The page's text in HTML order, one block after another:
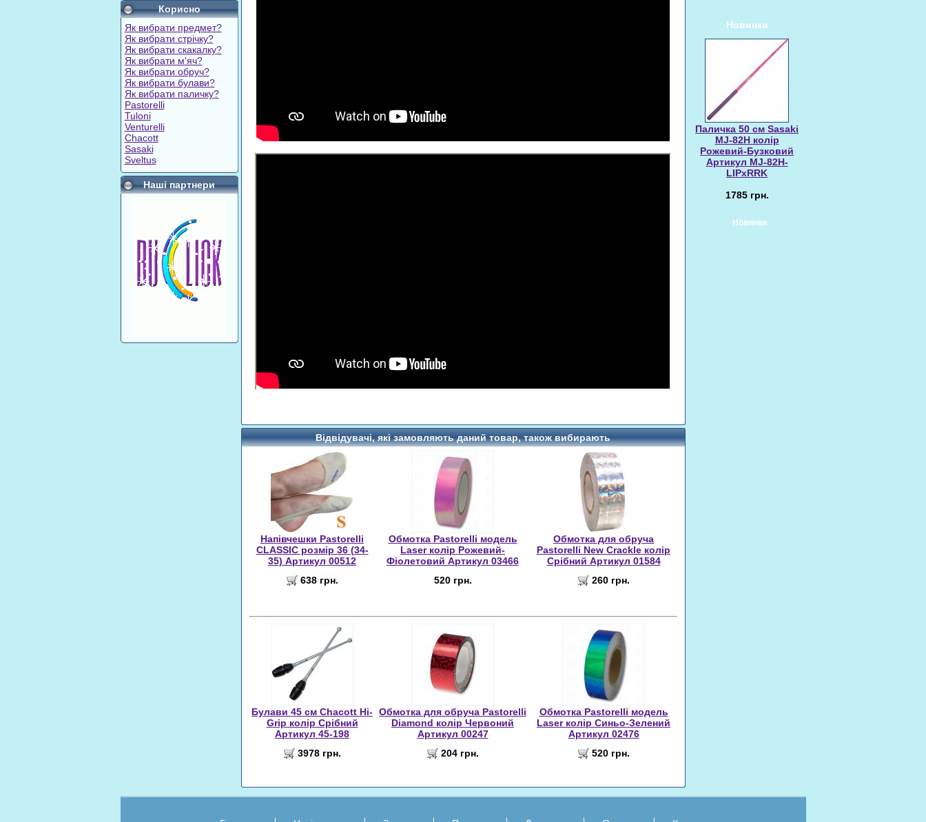
Корисно
Як вибрати предмет?
Як вибрати стрічку?
Як вибрати скакалку?
Як вибрати м'яч?
Як вибрати обруч?
Як вибрати булави?
Як вибрати паличку?
Pastorelli
Tuloni
Venturelli
Chacott
Sasaki
Sveltus
Наші партнери
Відвідувачі, які замовляють даний товар, також вибирають
Напівчешки Pastorelli
CLASSIC розмір 36 (34-
35) Артикул 00512
638 грн.
Обмотка Pastorelli модель
Laser колір Рожевий-
Фіолетовий Артикул 03466
520 грн.
Обмотка для обруча
Pastorelli New Crackle колір
Срібний Артикул 01584
260 грн.
Булави 45 cм Chacott Hi-
Grip колір Срібний
Артикул 45-198
3978 грн.
Обмотка для обруча Pastorelli
Diamond колір Червоний
Артикул 00247
204 грн.
Обмотка Pastorelli модель
Laser колір Синьо-Зелений
Артикул 02476
520 грн.
Новинки
Паличка 50 см Sasaki
MJ-82H колір
Рожевий-Бузковий
Артикул MJ-82H-
LIPxRRK
1785 грн.
Новинки